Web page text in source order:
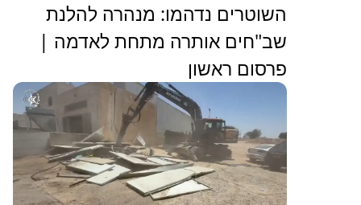
השוטרים נדהמו: מנהרה להלנת
שב"חים אותרה מתחת לאדמה |
פרסום ראשון